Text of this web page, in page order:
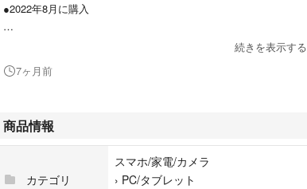
●2022年8月に購入
●稼働確認済み
たままで発送致します。傷みもありますが、使用には
問題ありません。気持ちが悪ければ、廃棄して新品を
購入の上ご使用下さい。
続きを表示する
7ヶ月前
商品情報
カテゴリ
スマホ/家電/カメラ
› PC/タブレット